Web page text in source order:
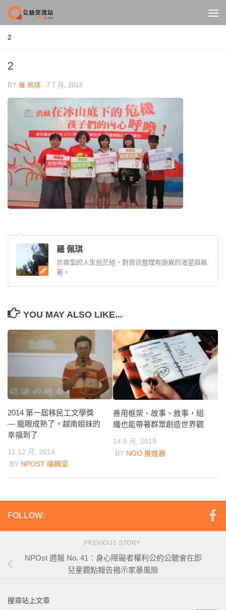
Skip to content
2
2
BY 羅 佩琪 · 7 7 月, 2013
羅 佩琪
非典型的人生迷茫組，對資訊整理有詭異的渴望與執
著。
YOU MAY ALSO LIKE...
2014 第一屆移民工文學獎
— 龍眼成熟了，越南姐妹的
幸福到了
11 12 月, 2014
BY NPOST 編輯室
善用框架、故事、敘事，組
織也能帶著群眾創造世界觀
14 6 月, 2019
BY NGO 推進器
FOLLOW:
PREVIOUS STORY
NPOst 週報 No. 41：身心障礙者權利公約公聽會在即
兒童觀點報告揭示家暴風險
搜尋站上文章